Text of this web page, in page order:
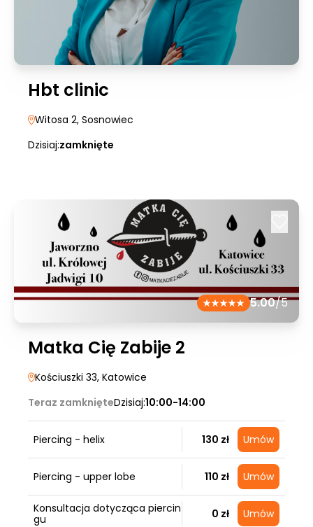
Hbt clinic
Witosa 2, Sosnowiec
Dzisiaj:zamknięte
5.00/5
Matka Cię Zabije 2
Kościuszki 33, Katowice
Teraz zamknięteDzisiaj:10:00-14:00
Piercing - helix 130 zł Umów
Piercing - upper lobe 110 zł Umów
Konsultacja dotycząca piercin
gu
0 zł Umów